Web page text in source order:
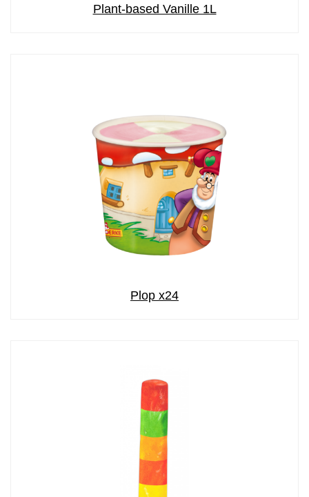
Plant-based Vanille 1L
Plop x24